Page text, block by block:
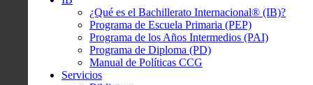
¿Qué es el Bachillerato Internacional® (IB)?
Programa de Escuela Primaria (PEP)
Programa de los Años Intermedios (PAI)
Programa de Diploma (PD)
Manual de Políticas CCG
Servicios